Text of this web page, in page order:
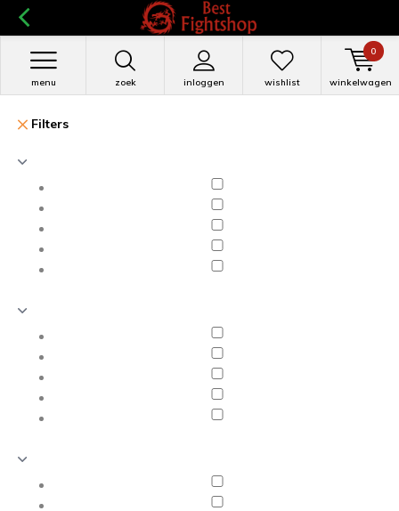
zoek inloggen
menu wishlist winkelwagen
0
Filters